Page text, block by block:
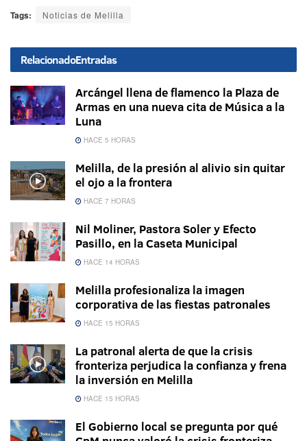
Tags: Noticias de Melilla
RelacionadoEntradas
Arcángel llena de flamenco la Plaza de
Armas en una nueva cita de Música a la
Luna
HACE 5 HORAS
Melilla, de la presión al alivio sin quitar
el ojo a la frontera
HACE 7 HORAS
Nil Moliner, Pastora Soler y Efecto
Pasillo, en la Caseta Municipal
HACE 14 HORAS
Melilla profesionaliza la imagen
corporativa de las fiestas patronales
HACE 15 HORAS
La patronal alerta de que la crisis
fronteriza perjudica la confianza y frena
la inversión en Melilla
HACE 15 HORAS
El Gobierno local se pregunta por qué